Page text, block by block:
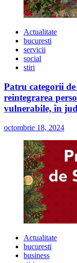
Actualitate
bucuresti
servicii
social
stiri
Patru categorii
reintegrarea
vulnerabile, în
octombrie 18, 2024
Actualitate
bucuresti
business